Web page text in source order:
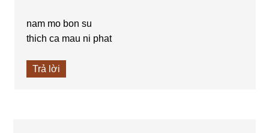
nam mo bon su
thich ca mau ni phat
Trả lời